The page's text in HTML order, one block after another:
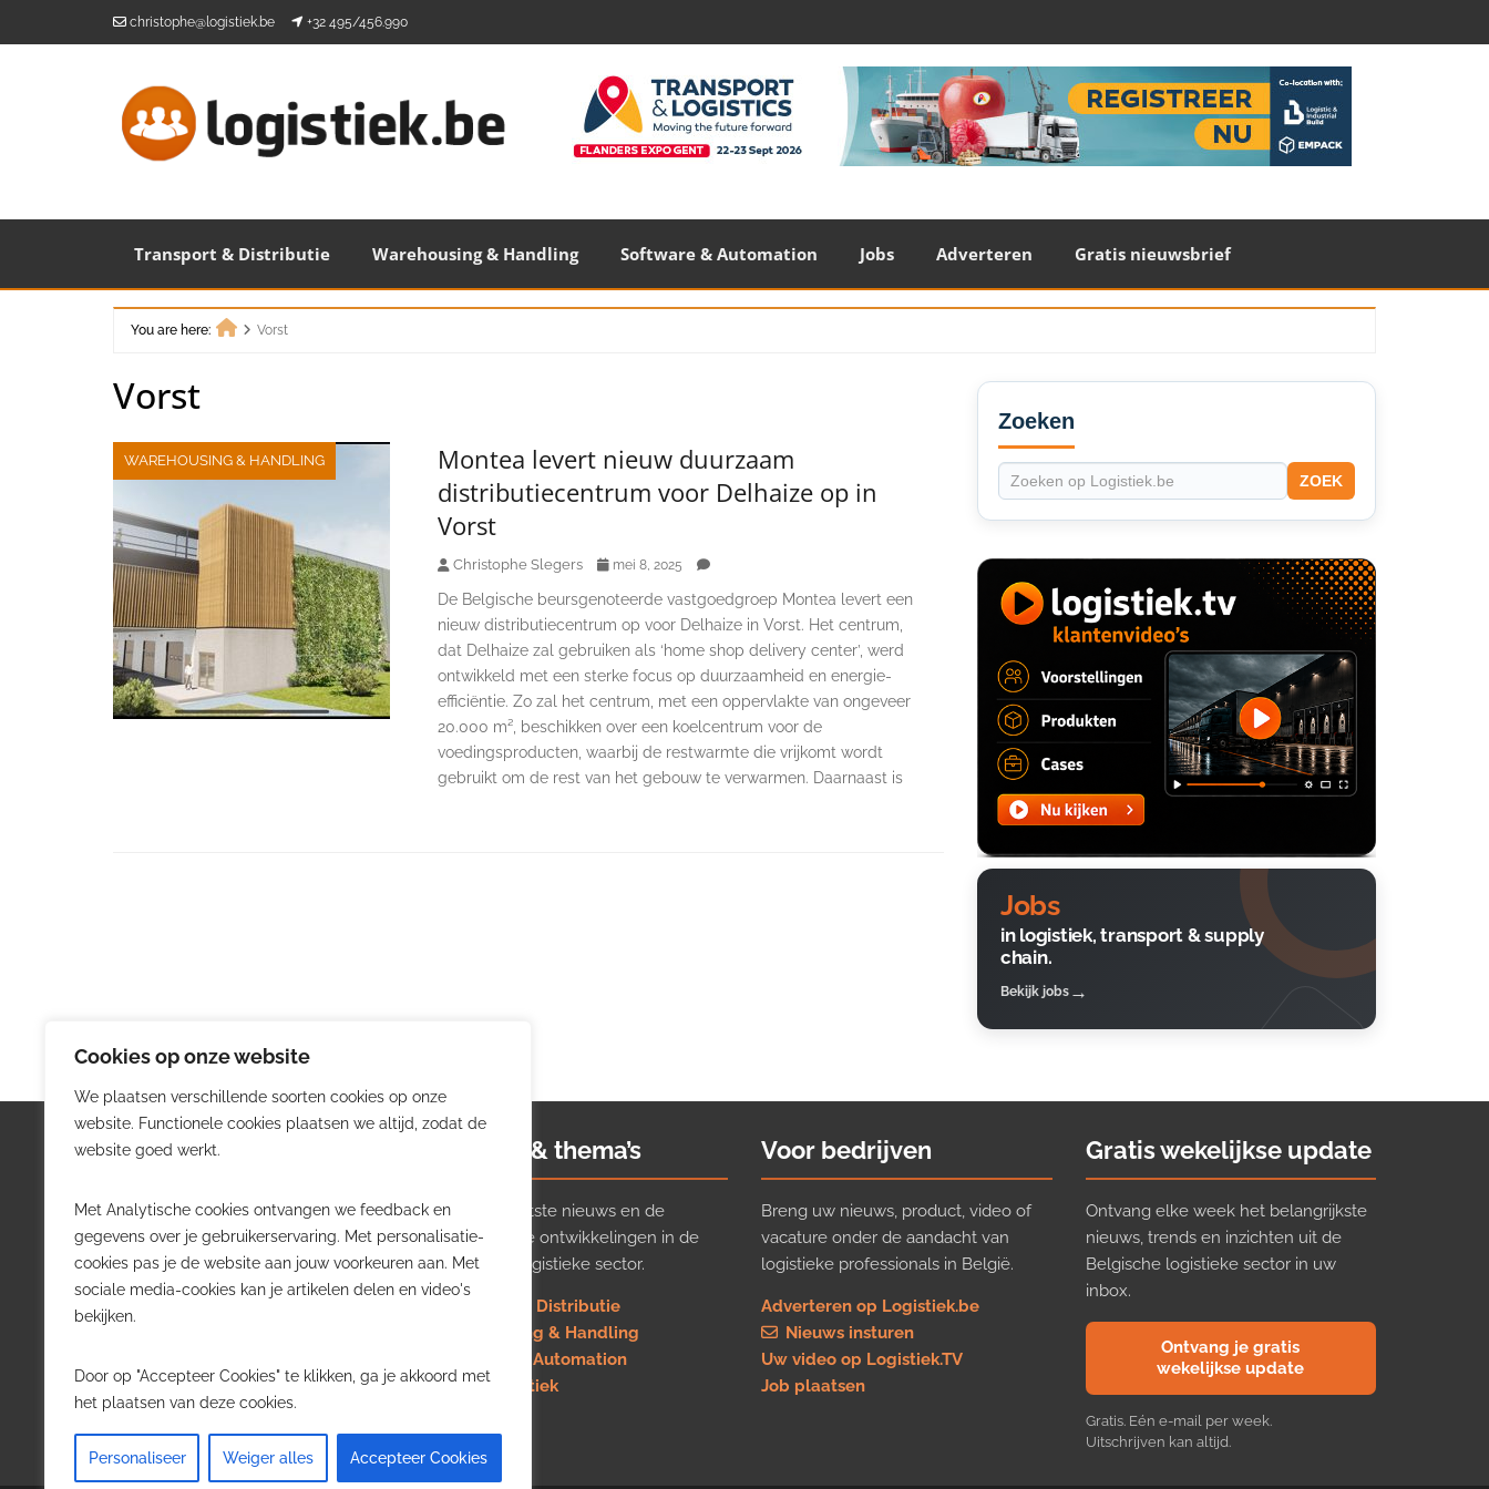
Cookies op onze website
We plaatsen verschillende soorten cookies op onze
website. Functionele cookies plaatsen we altijd, zodat de
website goed werkt.
Met Analytische cookies ontvangen we feedback en
gegevens over je gebruikerservaring. Met personalisatie-
cookies pas je de website aan jouw voorkeuren aan. Met
sociale media-cookies kan je artikelen delen en video's
bekijken.
Door op "Accepteer Cookies" te klikken, ga je akkoord met
het plaatsen van deze cookies.
Personaliseer Weiger alles Accepteer Cookies
christophe@logistiek.be +32 495/456.990
Transport & Distributie Warehousing & Handling Software & Automation Jobs Adverteren Gratis nieuwsbrief
You are here:
Vorst
Vorst
WAREHOUSING & HANDLING
Montea levert nieuw duurzaam
distributiecentrum voor Delhaize op in
Vorst
Christophe Slegers mei 8, 2025
De Belgische beursgenoteerde vastgoedgroep Montea levert een
nieuw distributiecentrum op voor Delhaize in Vorst. Het centrum,
dat Delhaize zal gebruiken als ‘home shop delivery center’, werd
ontwikkeld met een sterke focus op duurzaamheid en energie-
efficiëntie. Zo zal het centrum, met een oppervlakte van ongeveer
20.000 m², beschikken over een koelcentrum voor de
voedingsproducten, waarbij de restwarmte die vrijkomt wordt
gebruikt om de rest van het gebouw te verwarmen. Daarnaast is
Secondary
Sidebar
Zoeken
ZOEK
Jobs
in logistiek, transport & supply
chain.
Bekijk jobs
Logistiek.be
Logistiek.be brengt dagelijks nieuws,
trends en praktijkverhalen over
transport, warehousing, supply chain
en automatisering in België.
willen volgen.
Nieuws & thema’s
Volg het laatste nieuws en de
belangrijkste ontwikkelingen in de
Belgische logistieke sector.
Transport & Distributie
Warehousing & Handling
Software & Automation
Job in logistiek
Voor bedrijven
Breng uw nieuws, product, video of
vacature onder de aandacht van
logistieke professionals in België.
Adverteren op Logistiek.be
Nieuws insturen
Uw video op Logistiek.TV
Job plaatsen
Gratis wekelijkse update
Ontvang elke week het belangrijkste
nieuws, trends en inzichten uit de
Belgische logistieke sector in uw
inbox.
Ontvang je gratis
wekelijkse update
Gratis. Eén e-mail per week.
Uitschrijven kan altijd.